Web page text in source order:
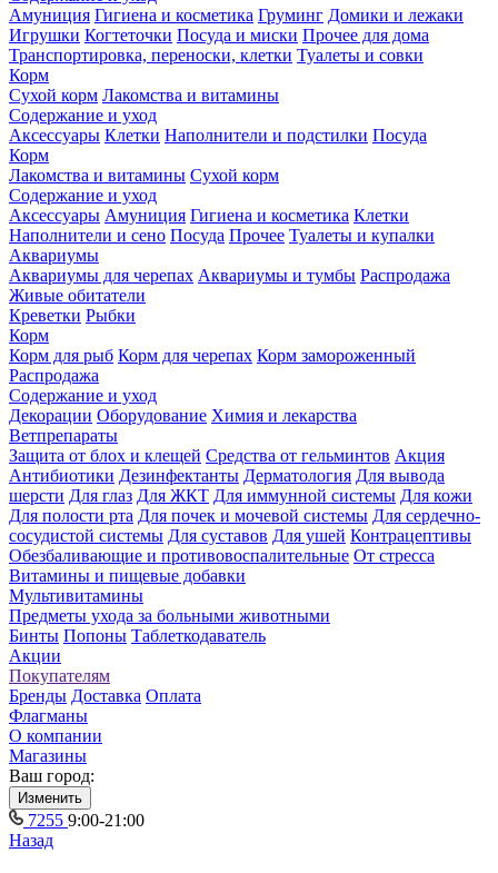
Амуниция Гигиена и косметика Груминг Домики и лежаки
Игрушки Когтеточки Посуда и миски Прочее для дома
Транспортировка, переноски, клетки Туалеты и совки
Корм
Сухой корм Лакомства и витамины
Содержание и уход
Аксессуары Клетки Наполнители и подстилки Посуда
Корм
Лакомства и витамины Сухой корм
Содержание и уход
Аксессуары Амуниция Гигиена и косметика Клетки
Наполнители и сено Посуда Прочее Туалеты и купалки
Аквариумы
Аквариумы для черепах Аквариумы и тумбы Распродажа
Живые обитатели
Креветки Рыбки
Корм
Корм для рыб Корм для черепах Корм замороженный
Распродажа
Содержание и уход
Декорации Оборудование Химия и лекарства
Ветпрепараты
Защита от блох и клещей Средства от гельминтов Акция
Антибиотики Дезинфектанты Дерматология Для вывода
шерсти Для глаз Для ЖКТ Для иммунной системы Для кожи
Для полости рта Для почек и мочевой системы Для сердечно-
сосудистой системы Для суставов Для ушей Контрацептивы
Обезбаливающие и противовоспалительные От стресса
Витамины и пищевые добавки
Мультивитамины
Предметы ухода за больными животными
Бинты Попоны Таблеткодаватель
Акции
Покупателям
Бренды Доставка Оплата
Флагманы
О компании
Магазины
Ваш город:
Изменить
7255 9:00-21:00
Назад